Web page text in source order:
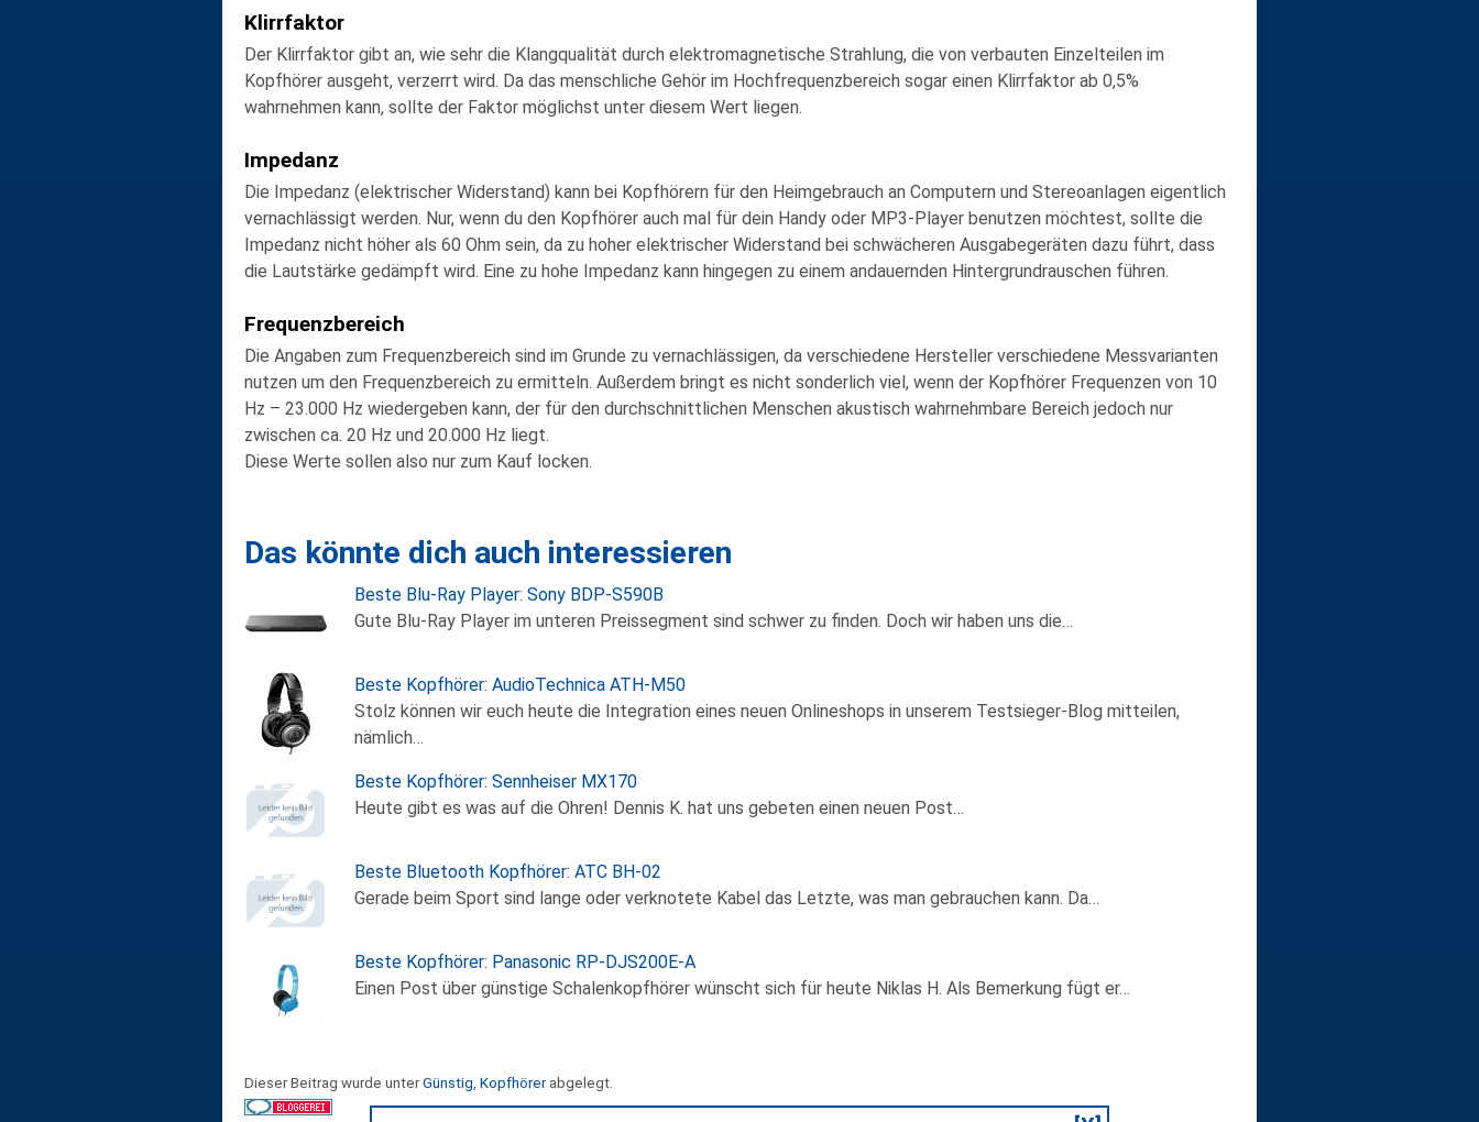
Klirrfaktor
Der Klirrfaktor gibt an, wie sehr die Klangqualität durch elektromagnetische Strahlung, die von verbauten Einzelteilen im
Kopfhörer ausgeht, verzerrt wird. Da das menschliche Gehör im Hochfrequenzbereich sogar einen Klirrfaktor ab 0,5%
wahrnehmen kann, sollte der Faktor möglichst unter diesem Wert liegen.
Impedanz
Die Impedanz (elektrischer Widerstand) kann bei Kopfhörern für den Heimgebrauch an Computern und Stereoanlagen eigentlich
vernachlässigt werden. Nur, wenn du den Kopfhörer auch mal für dein Handy oder MP3-Player benutzen möchtest, sollte die
Impedanz nicht höher als 60 Ohm sein, da zu hoher elektrischer Widerstand bei schwächeren Ausgabegeräten dazu führt, dass
die Lautstärke gedämpft wird. Eine zu hohe Impedanz kann hingegen zu einem andauernden Hintergrundrauschen führen.
Frequenzbereich
Die Angaben zum Frequenzbereich sind im Grunde zu vernachlässigen, da verschiedene Hersteller verschiedene Messvarianten
nutzen um den Frequenzbereich zu ermitteln. Außerdem bringt es nicht sonderlich viel, wenn der Kopfhörer Frequenzen von 10
Hz – 23.000 Hz wiedergeben kann, der für den durchschnittlichen Menschen akustisch wahrnehmbare Bereich jedoch nur
zwischen ca. 20 Hz und 20.000 Hz liegt.
Diese Werte sollen also nur zum Kauf locken.
Das könnte dich auch interessieren
Beste Blu-Ray Player: Sony BDP-S590B
Gute Blu-Ray Player im unteren Preissegment sind schwer zu finden. Doch wir haben uns die…
Beste Kopfhörer: AudioTechnica ATH-M50
Stolz können wir euch heute die Integration eines neuen Onlineshops in unserem Testsieger-Blog mitteilen,
nämlich…
Beste Kopfhörer: Sennheiser MX170
Heute gibt es was auf die Ohren! Dennis K. hat uns gebeten einen neuen Post…
Beste Bluetooth Kopfhörer: ATC BH-02
Gerade beim Sport sind lange oder verknotete Kabel das Letzte, was man gebrauchen kann. Da…
Beste Kopfhörer: Panasonic RP-DJS200E-A
Einen Post über günstige Schalenkopfhörer wünscht sich für heute Niklas H. Als Bemerkung fügt er…
Dieser Beitrag wurde unterGünstig Kopfhörerabgelegt.